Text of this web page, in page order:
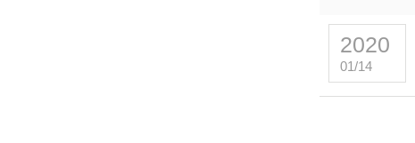
2020
01/14